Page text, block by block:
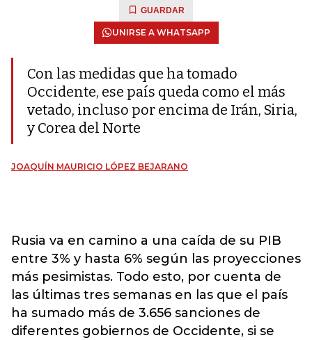
GUARDAR
UNIRSE A WHATSAPP
Con las medidas que ha tomado
Occidente, ese país queda como el más
vetado, incluso por encima de Irán, Siria,
y Corea del Norte
JOAQUÍN MAURICIO LÓPEZ BEJARANO
Rusia va en camino a una caída de su PIB
entre 3% y hasta 6% según las proyecciones
más pesimistas. Todo esto, por cuenta de
las últimas tres semanas en las que el país
ha sumado más de 3.656 sanciones de
diferentes gobiernos de Occidente, si se